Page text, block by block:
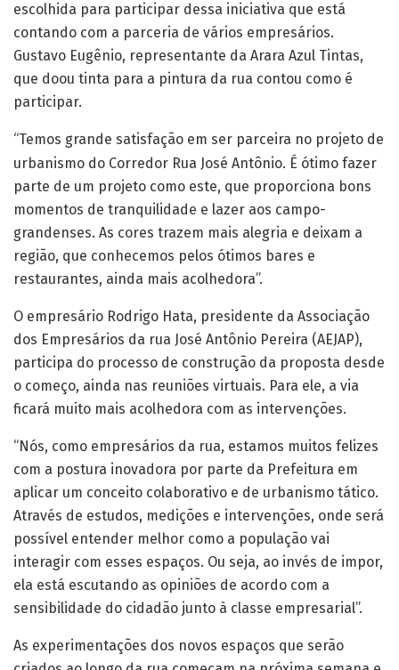
escolhida para participar dessa iniciativa que está
contando com a parceria de vários empresários.
Gustavo Eugênio, representante da Arara Azul Tintas,
que doou tinta para a pintura da rua contou como é
participar.
“Temos grande satisfação em ser parceira no projeto de
urbanismo do Corredor Rua José Antônio. É ótimo fazer
parte de um projeto como este, que proporciona bons
momentos de tranquilidade e lazer aos campo-
grandenses. As cores trazem mais alegria e deixam a
região, que conhecemos pelos ótimos bares e
restaurantes, ainda mais acolhedora”.
O empresário Rodrigo Hata, presidente da Associação
dos Empresários da rua José Antônio Pereira (AEJAP),
participa do processo de construção da proposta desde
o começo, ainda nas reuniões virtuais. Para ele, a via
ficará muito mais acolhedora com as intervenções.
“Nós, como empresários da rua, estamos muitos felizes
com a postura inovadora por parte da Prefeitura em
aplicar um conceito colaborativo e de urbanismo tático.
Através de estudos, medições e intervenções, onde será
possível entender melhor como a população vai
interagir com esses espaços. Ou seja, ao invés de impor,
ela está escutando as opiniões de acordo com a
sensibilidade do cidadão junto à classe empresarial”.
As experimentações dos novos espaços que serão